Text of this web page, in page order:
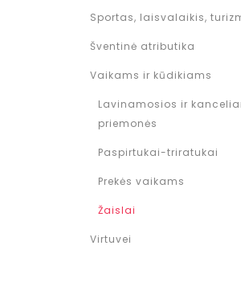
Sportas, laisvalaikis,
Šventinė atributika
Vaikams ir kūdikiams
Lavinamosios ir
priemonės
Paspirtukai-triratukai
Prekės vaikams
Žaislai
Virtuvei